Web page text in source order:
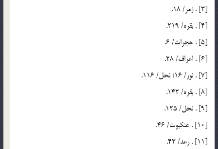
[3] . زمر/ 18.
[4] . بقره/ 219.
[5] . حجرات/ 6.
[6] . اعراف/ 28.
[7] . نور/ 16؛ نحل/ 116.
[8] . بقره/ 142.
[9] . نحل/ 125.
[10] . عنكبوت/ 46.
[11] . رعد/ 43.